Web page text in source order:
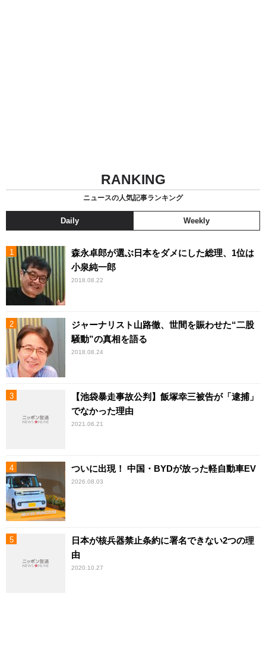
RANKING
ニュースの人気記事ランキング
Daily Weekly
森永卓郎が選ぶ日本をダメにした総理、1位は
小泉純一郎
2018.08.22
ジャーナリスト山路徹、世間を賑わせた“二股
騒動”の真相を語る
2018.08.24
【池袋暴走事故公判】飯塚幸三被告が「逮捕」
でなかった理由
2021.06.21
ついに出現！ 中国・BYDが放った軽自動車EV
2026.08.03
日本が核兵器禁止条約に署名できない2つの理
由
2020.10.27